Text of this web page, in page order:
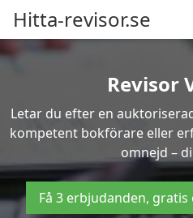
Hitta-revisor.se
Revisor
Letar du efter en
kompetent bokförare eller
omnejd –
Få 3 erbjudanden,